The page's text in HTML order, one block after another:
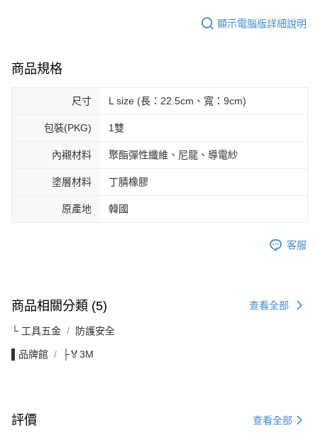
顯示電腦版詳細說明
商品規格
尺寸 L size (長：22.5cm、寬：9cm)
包裝(PKG) 1雙
內襯材料 聚酯彈性纖維、尼龍、導電紗
塗層材料 丁腈橡膠
原產地 韓國
客服
商品相關分類 (5) 查看全部
└ 工具五金 防護安全
▌品牌館 ├🏅3M
評價 查看全部